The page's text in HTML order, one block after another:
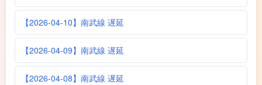
【2026-04-10】南武線 遅延
【2026-04-09】南武線 遅延
【2026-04-08】南武線 遅延